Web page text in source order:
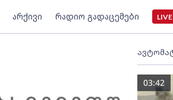
არქივი რადიო გადაცემები LIVE
03:42